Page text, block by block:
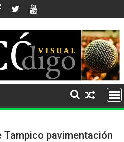
Tampico pavimentación